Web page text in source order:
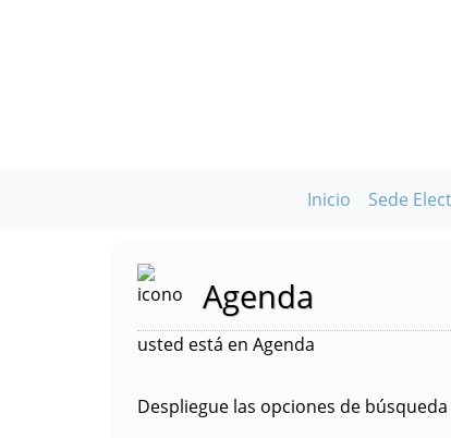
Inicio Sede
Agenda
usted está en Agenda
Despliegue las opciones de